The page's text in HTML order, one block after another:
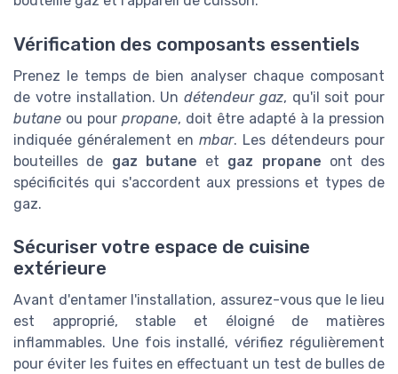
Vérification des composants essentiels
Prenez le temps de bien analyser chaque composant
de votre installation. Un détendeur gaz, qu'il soit pour
butane ou pour propane, doit être adapté à la pression
indiquée généralement en mbar. Les détendeurs pour
bouteilles de gaz butane et gaz propane ont des
spécificités qui s'accordent aux pressions et types de
gaz.
Sécuriser votre espace de cuisine
extérieure
Avant d'entamer l'installation, assurez-vous que le lieu
est approprié, stable et éloigné de matières
inflammables. Une fois installé, vérifiez régulièrement
pour éviter les fuites en effectuant un test de bulles de